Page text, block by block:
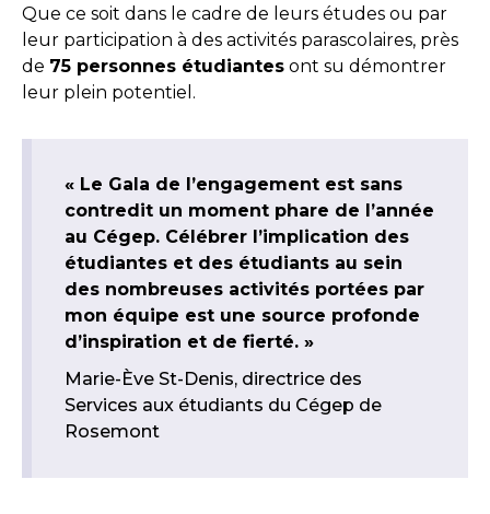
Que ce soit dans le cadre de leurs études ou par
leur participation à des activités parascolaires, près
de 75 personnes étudiantes ont su démontrer
leur plein potentiel.
« Le Gala de l’engagement est sans
contredit un moment phare de l’année
au Cégep. Célébrer l’implication des
étudiantes et des étudiants au sein
des nombreuses activités portées par
mon équipe est une source profonde
d’inspiration et de fierté. »
Marie-Ève St-Denis, directrice des
Services aux étudiants du Cégep de
Rosemont